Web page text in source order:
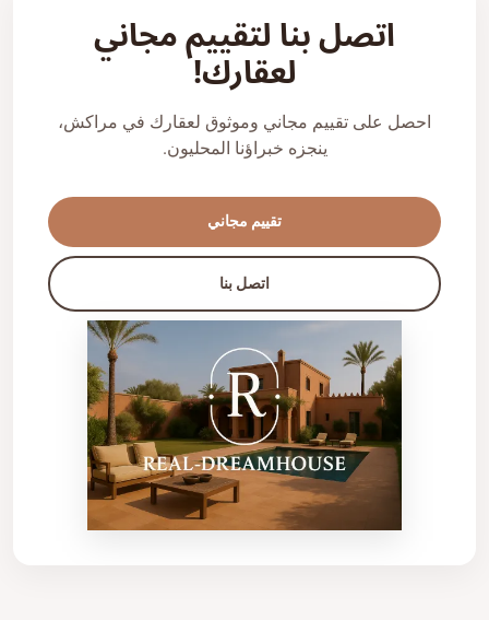
اتصل بنا لتقييم مجاني
لعقارك!
احصل على تقييم مجاني وموثوق لعقارك في مراكش،
ينجزه خبراؤنا المحليون.
تقييم مجاني
اتصل بنا